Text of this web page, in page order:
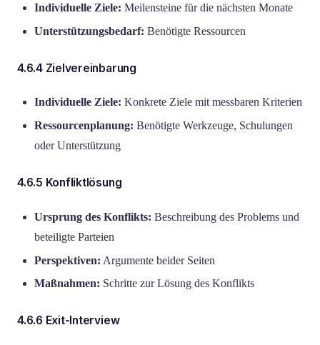
Individuelle Ziele: Meilensteine für die nächsten Monate
Unterstützungsbedarf: Benötigte Ressourcen
4.6.4 Zielvereinbarung
Individuelle Ziele: Konkrete Ziele mit messbaren Kriterien
Ressourcenplanung: Benötigte Werkzeuge, Schulungen
oder Unterstützung
4.6.5 Konfliktlösung
Ursprung des Konflikts: Beschreibung des Problems und
beteiligte Parteien
Perspektiven: Argumente beider Seiten
Maßnahmen: Schritte zur Lösung des Konflikts
4.6.6 Exit-Interview